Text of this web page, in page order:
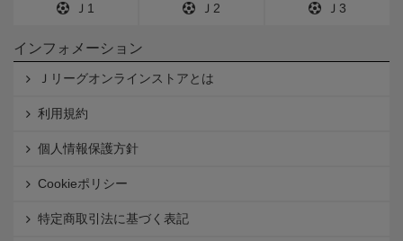
Ｊ1 Ｊ2 Ｊ3
インフォメーション
Ｊリーグオンラインストアとは
利用規約
個人情報保護方針
Cookieポリシー
特定商取引法に基づく表記